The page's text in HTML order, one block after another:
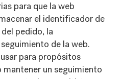
para que la web
el identificador de
pedido, la
de la web.
para propósitos
un seguimiento